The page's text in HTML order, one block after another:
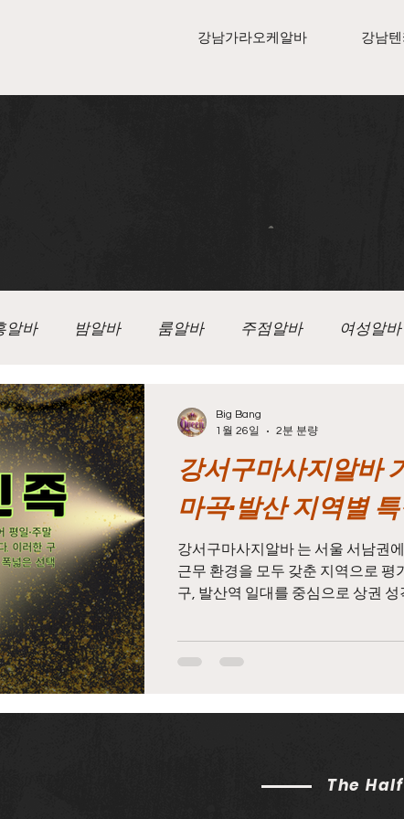
강남가라오케알바 강남
알바 밤알바 룸알바 주점알바 여성알바
텐카페알바 가라오케
알바 마사지알바 마사지구인 태국마사지
스웨디시구인 스웨디시 스웨디시마사지
농업알바주휴수당
강서구마사지알바
마곡·발산 지역별
강서구마사지알바 는 서울 서남권
근무 환경을 모두 갖춘 지역으로 평
구, 발산역 일대를 중심으로 상권 성
는 주거 인구와 직장인 수요가 동시
특성은 출근 대비 실근무 비율이
Big Bang
1월 26일
2분 분량
The